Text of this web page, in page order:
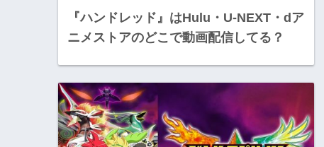
『ハンドレッド』はHulu・U-NEXT・dア
ニメストアのどこで動画配信してる？